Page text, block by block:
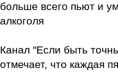
больше всего пьют и
алкоголя
Канал "Если быть
отмечает, что каждая